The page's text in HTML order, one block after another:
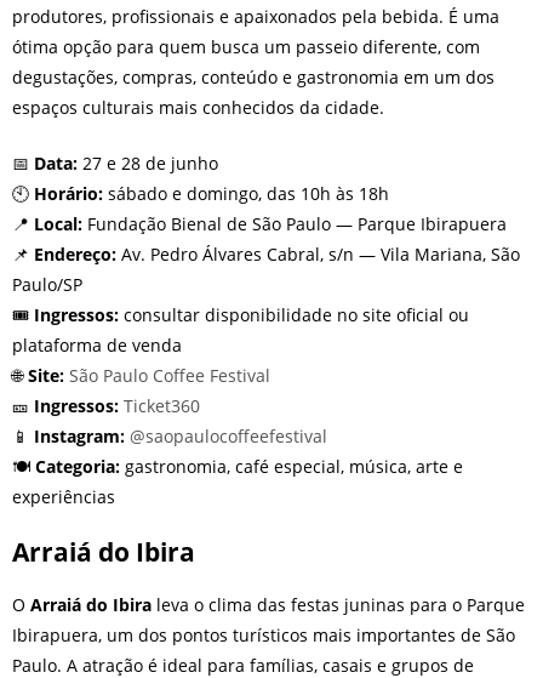
produtores, profissionais e apaixonados pela bebida. É uma
ótima opção para quem busca um passeio diferente, com
degustações, compras, conteúdo e gastronomia em um dos
espaços culturais mais conhecidos da cidade.
📅 Data: 27 e 28 de junho
🕙 Horário: sábado e domingo, das 10h às 18h
📍 Local: Fundação Bienal de São Paulo — Parque Ibirapuera
📌 Endereço: Av. Pedro Álvares Cabral, s/n — Vila Mariana, São
Paulo/SP
🎟️ Ingressos: consultar disponibilidade no site oficial ou
plataforma de venda
🌐Site: São Paulo Coffee Festival
🎫 Ingressos: Ticket360
📱 Instagram: @saopaulocoffeefestival
🍽️ Categoria: gastronomia, café especial, música, arte e
experiências
Arraiá do Ibira
O Arraiá do Ibira leva o clima das festas juninas para o Parque
Ibirapuera, um dos pontos turísticos mais importantes de São
Paulo. A atração é ideal para famílias, casais e grupos de